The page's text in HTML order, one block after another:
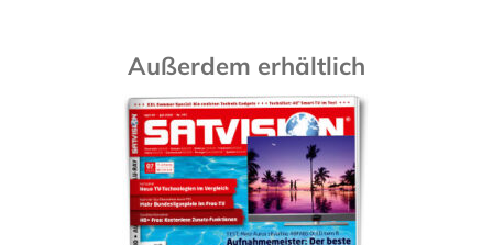
Außerdem erhältlich